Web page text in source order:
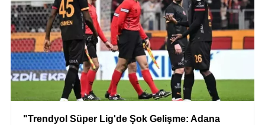
"Trendyol Süper Lig'de Şok Gelişme: Adana